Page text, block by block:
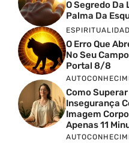
O Segredo Da
Palma Da
O Erro Que
No Seu
Portal 8/8
Como Superar
Insegurança
Imagem
Apenas 11